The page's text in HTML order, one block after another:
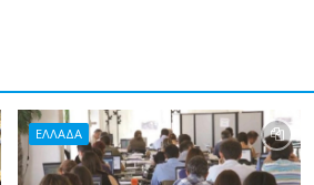
ΕΛΛΑΔΑ